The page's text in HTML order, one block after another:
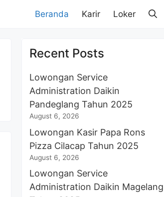
Beranda Karir Loker
Recent Posts
Lowongan Service
Administration Daikin
Pandeglang Tahun 2025
August 6, 2026
Lowongan Kasir Papa Rons
Pizza Cilacap Tahun 2025
August 6, 2026
Lowongan Service
Administration Daikin Magelang